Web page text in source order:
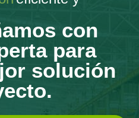
con
para
solución